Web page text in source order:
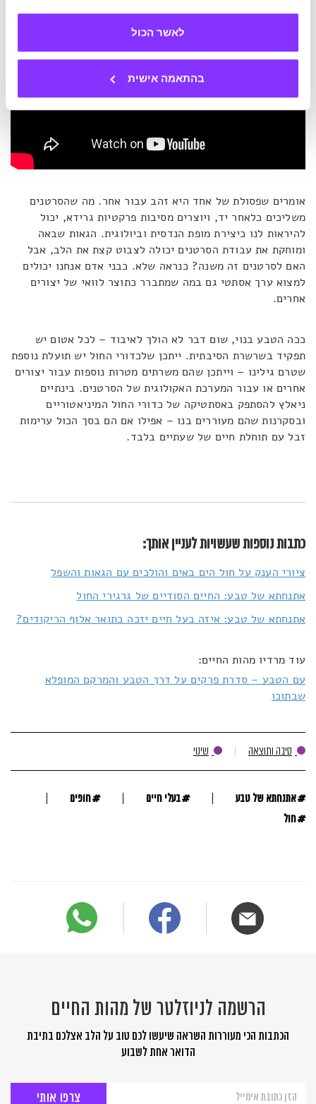
לאשר הכול
בהתאמה אישית
אומרים שפסולת של אחד היא זהב עבור אחר. מה שהסרטנים
משליכים כלאחר יד, ויוצרים מסיבות פרקטיות גרידא, יכול
להיראות לנו כיצירת מופת הנדסית וביולוגית. הגאות שבאה
ומוחקת את עבודת הסרטנים יכולה לצבוט קצת את הלב, אבל
האם לסרטנים זה משנה? כנראה שלא. כבני אדם אנחנו יכולים
למצוא ערך אסתטי גם במה שמתברר כתוצר לוואי של יצורים
אחרים.
ככה הטבע בנוי, שום דבר לא הולך לאיבוד – לכל אטום יש
תפקיד בשרשרת הסיבתית. ייתכן שלכדורי החול יש תועלת נוספת
שטרם גילינו – וייתכן שהם משרתים מטרות נוספות עבור יצורים
אחרים או עבור המערכת האקולוגית של הסרטנים. בינתיים
ניאלץ להסתפק באסתטיקה של כדורי החול המיניאטוריים
ובסקרנות שהם מעוררים בנו – אפילו אם הם בסך הכול ערימות
זבל עם תוחלת חיים של שעתיים בלבד.
כתבות נוספות שעשויות לעניין אותך:
ציורי הענק על חול הים באים והולכים עם הגאות והשפל
אתנחתא של טבע: החיים הסודיים של גרגירי החול
אתנחתא של טבע: איזה בעל חיים יזכה בתואר אלוף הריקודים?
עוד מרדיו מהות החיים:
עם הטבע – סדרת פרקים על דרך הטבע והמרקם המופלא
שבתוכו
סיבה ותוצאה שינוי
#אתנחתא של טבע #בעלי חיים #חופים
#חול
הרשמה לניוזלטר של מהות החיים
הכתבות הכי מעוררות השראה שיעשו לכם טוב על הלב אצלכם בתיבת
הדואר אחת לשבוע